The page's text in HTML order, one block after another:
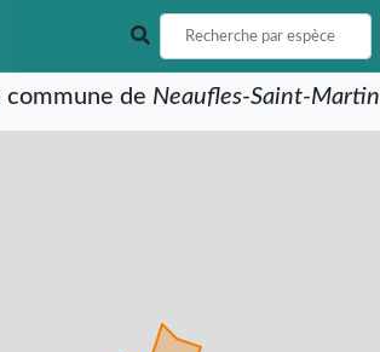
de Neaufles-Saint-Martin